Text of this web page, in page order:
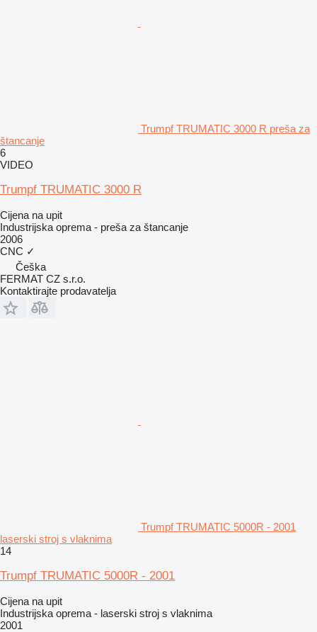
Trumpf TRUMATIC 3000 R preša za
štancanje
6
VIDEO
Trumpf TRUMATIC 3000 R
Cijena na upit
Industrijska oprema - preša za štancanje
2006
CNC ✓
Češka
FERMAT CZ s.r.o.
Kontaktirajte prodavatelja
Trumpf TRUMATIC 5000R - 2001
laserski stroj s vlaknima
14
Trumpf TRUMATIC 5000R - 2001
Cijena na upit
Industrijska oprema - laserski stroj s vlaknima
2001